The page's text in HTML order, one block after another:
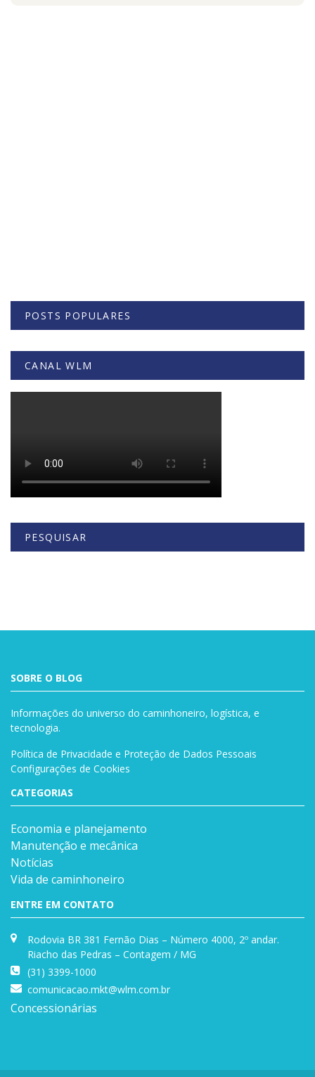
POSTS POPULARES
CANAL WLM
PESQUISAR
SOBRE O BLOG
Informações do universo do caminhoneiro, logística, e
tecnologia.
Política de Privacidade e Proteção de Dados Pessoais
Configurações de Cookies
CATEGORIAS
Economia e planejamento
Manutenção e mecânica
Notícias
Vida de caminhoneiro
ENTRE EM CONTATO
Rodovia BR 381 Fernão Dias – Número 4000, 2º andar.
Riacho das Pedras – Contagem / MG
(31) 3399-1000
comunicacao.mkt@wlm.com.br
Concessionárias